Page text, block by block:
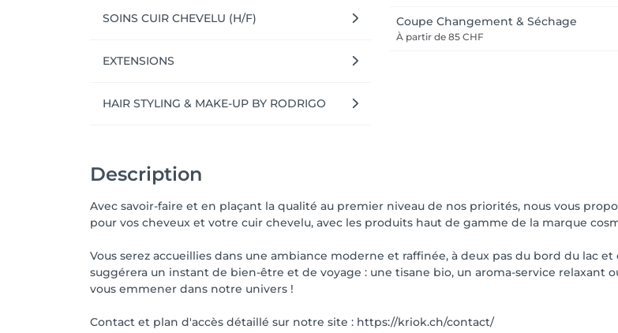
SOINS CUIR CHEVELU (H/F)
EXTENSIONS
HAIR STYLING & MAKE-UP BY RODRIGO
Coupe Changement & Séchage
À partir de 85 CHF
Description
Avec savoir-faire et en plaçant la qualité au premier niveau de nos priorités, nous vous
pour vos cheveux et votre cuir chevelu, avec les produits haut de gamme de la marque
Vous serez accueillies dans une ambiance moderne et raffinée, à deux pas du bord du lac
suggérera un instant de bien-être et de voyage : une tisane bio, un aroma-service relaxant
vous emmener dans notre univers !
Contact et plan d'accès détaillé sur notre site : https://kriok.ch/contact/